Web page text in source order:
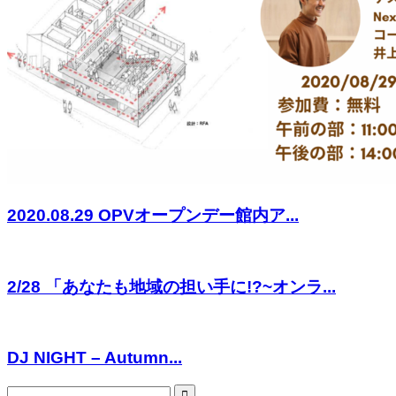
2020.08.29 OPVオープンデー館内ア...
2/28 「あなたも地域の担い手に!?~オンラ...
DJ NIGHT – Autumn...